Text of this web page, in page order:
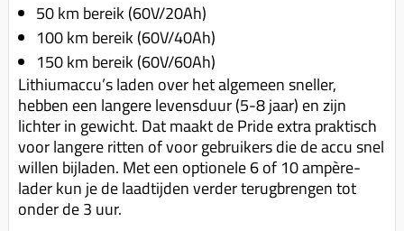
50 km bereik (60V/20Ah)
100 km bereik (60V/40Ah)
150 km bereik (60V/60Ah)
Lithiumaccu’s laden over het algemeen sneller,
hebben een langere levensduur (5-8 jaar) en zijn
lichter in gewicht. Dat maakt de Pride extra praktisch
voor langere ritten of voor gebruikers die de accu snel
willen bijladen. Met een optionele 6 of 10 ampère-
lader kun je de laadtijden verder terugbrengen tot
onder de 3 uur.